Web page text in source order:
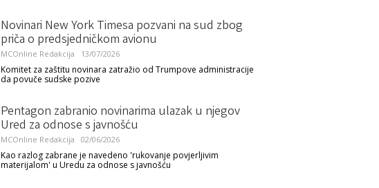
Novinari New York Timesa pozvani na sud zbog
priča o predsjedničkom avionu
MCOnline Redakcija 13/07/2026
Komitet za zaštitu novinara zatražio od Trumpove administracije
da povuče sudske pozive
Pentagon zabranio novinarima ulazak u njegov
Ured za odnose s javnošću
MCOnline Redakcija 02/06/2026
Kao razlog zabrane je navedeno 'rukovanje povjerljivim
materijalom' u Uredu za odnose s javnošću